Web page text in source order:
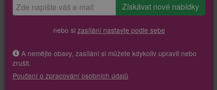
nebo si zasílání nastavte podle sebe
A nemějte obavy, zasílání si můžete kdykoliv upravit nebo
zrušit.
Poučení o zpracování osobních údajů